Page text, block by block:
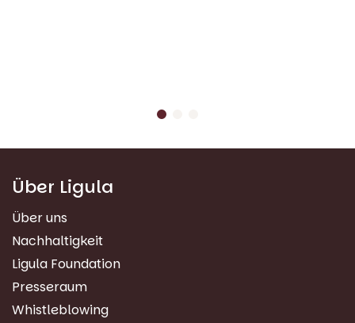
Über Ligula
Über uns
Nachhaltigkeit
Ligula Foundation
Presseraum
Whistleblowing